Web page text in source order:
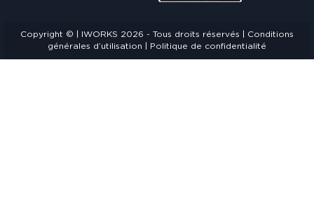
Copyright © | IWORKS 2026 - Tous droits réservés | Conditions
générales d’utilisation
Politique de confidentialité